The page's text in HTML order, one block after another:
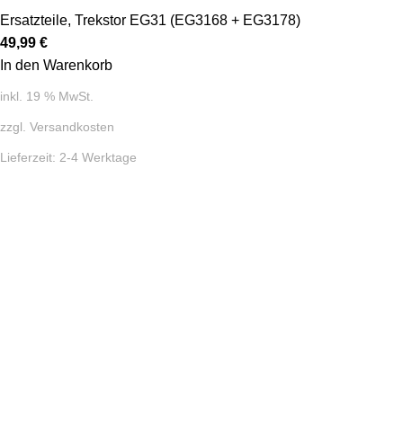
Ersatzteile, Trekstor EG31 (EG3168 + EG3178)
49,99 €
In den Warenkorb
inkl. 19 % MwSt.
zzgl. Versandkosten
Lieferzeit: 2-4 Werktage